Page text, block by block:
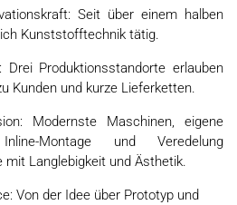
Seit über einem halben
Kunststofftechnik tätig.
Drei Produktionsstandorte erlauben
Kunden und kurze Lieferketten.
Modernste Maschinen, eigene
Inline-Montage und Veredelung
mit Langlebigkeit und Ästhetik.
Von der Idee über Prototyp und